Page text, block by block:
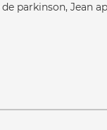
parkinson, Jean